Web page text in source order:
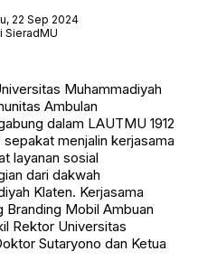
22 Sep 2024
SieradMU
Muhammadiyah
Ambulan
dalam LAUTMU 1912
menjalin kerjasama
layanan sosial
dari dakwah
Klaten. Kerjasama
Branding Mobil Ambuan
Rektor Universitas
Sutaryono dan Ketua